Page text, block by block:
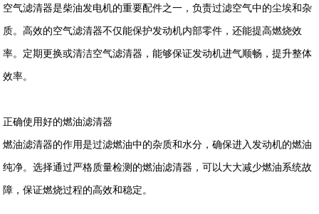
空气滤清器是柴油发电机的重要配件之一，负责过滤空气中的尘埃和杂
质。高效的空气滤清器不仅能保护发动机内部零件，还能提高燃烧效
率。定期更换或清洁空气滤清器，能够保证发动机进气顺畅，提升整体
效率。
正确使用好的燃油滤清器
燃油滤清器的作用是过滤燃油中的杂质和水分，确保进入发动机的燃油
纯净。选择通过严格质量检测的燃油滤清器，可以大大减少燃油系统故
障，保证燃烧过程的高效和稳定。